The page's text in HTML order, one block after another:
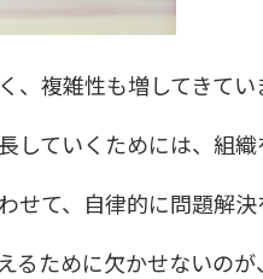
複雑性も増してきてい
していくためには、組織
せて、自律的に問題解
るために欠かせないの